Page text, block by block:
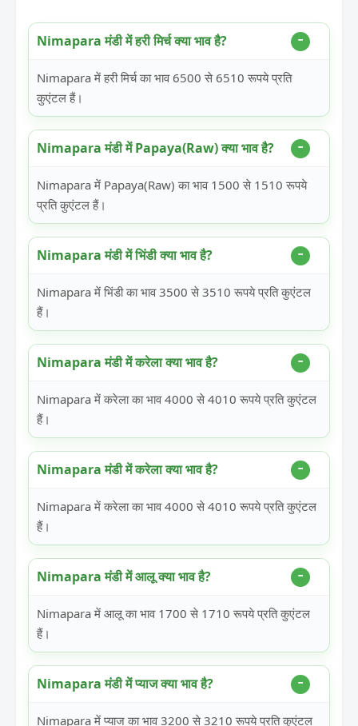
Nimapara मंडी में हरी मिर्च क्या भाव है?
Nimapara में हरी मिर्च का भाव 6500 से 6510 रूपये प्रति
कुएंटल हैं।
Nimapara मंडी में Papaya(Raw) क्या भाव है?
Nimapara में Papaya(Raw) का भाव 1500 से 1510 रूपये
प्रति कुएंटल हैं।
Nimapara मंडी में भिंडी क्या भाव है?
Nimapara में भिंडी का भाव 3500 से 3510 रूपये प्रति कुएंटल
हैं।
Nimapara मंडी में करेला क्या भाव है?
Nimapara में करेला का भाव 4000 से 4010 रूपये प्रति कुएंटल
हैं।
Nimapara मंडी में करेला क्या भाव है?
Nimapara में करेला का भाव 4000 से 4010 रूपये प्रति कुएंटल
हैं।
Nimapara मंडी में आलू क्या भाव है?
Nimapara में आलू का भाव 1700 से 1710 रूपये प्रति कुएंटल
हैं।
Nimapara मंडी में प्याज क्या भाव है?
Nimapara में प्याज का भाव 3200 से 3210 रूपये प्रति कुएंटल